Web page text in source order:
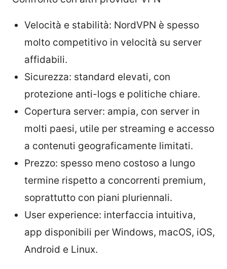
Velocità e stabilità: NordVPN è spesso
molto competitivo in velocità su server
affidabili.
Sicurezza: standard elevati, con
protezione anti-logs e politiche chiare.
Copertura server: ampia, con server in
molti paesi, utile per streaming e accesso
a contenuti geograficamente limitati.
Prezzo: spesso meno costoso a lungo
termine rispetto a concorrenti premium,
soprattutto con piani pluriennali.
User experience: interfaccia intuitiva,
app disponibili per Windows, macOS, iOS,
Android e Linux.